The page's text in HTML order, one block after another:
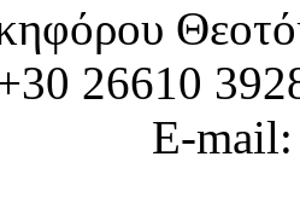
26610
E-